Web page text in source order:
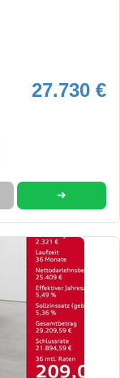
27.730 €
➜